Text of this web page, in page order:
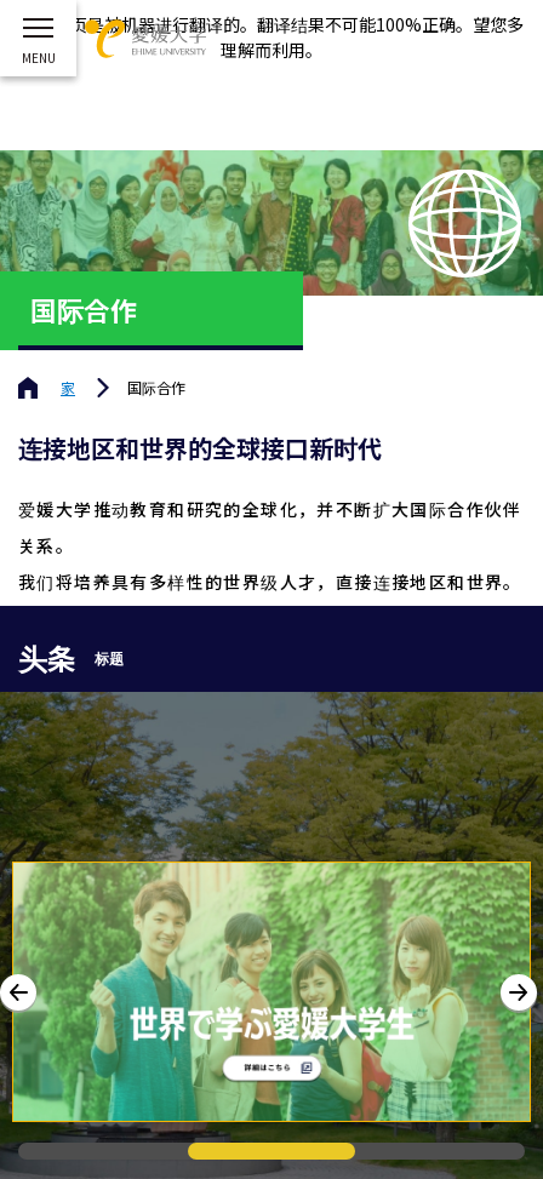
这个网页是被机器进行翻译的。翻译结果不可能100%正确。望您多
理解而利用。
国际合作
家 国际合作
连接地区和世界的全球接口新时代
爱媛大学推动教育和研究的全球化，并不断扩大国际合作伙伴
关系。
我们将培养具有多样性的世界级人才，直接连接地区和世界。
头条 标题